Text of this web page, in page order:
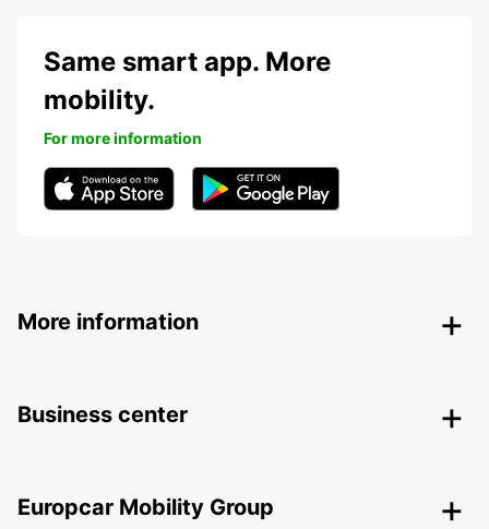
Same smart app. More
mobility.
For more information
More information
Business center
Europcar Mobility Group